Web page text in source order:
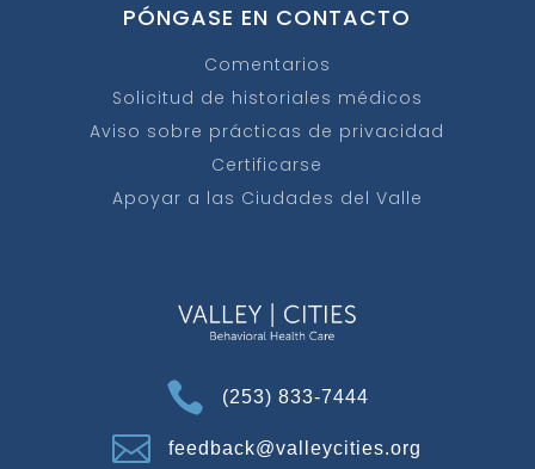
PÓNGASE EN CONTACTO
Comentarios
Solicitud de historiales médicos
Aviso sobre prácticas de privacidad
Certificarse
Apoyar a las Ciudades del Valle
 (253) 833-7444
 feedback@valleycities.org